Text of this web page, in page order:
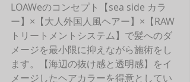
LOAWeのコンセプト【sea side カラ
ー】×【大人外国人風ヘアー】×【RAW
トリートメントシステム】で髪へのダ
メージを最小限に抑えながら施術をし
ます。【海辺の抜け感と透明感】をイ
メージしたヘアカラーを得意としてい